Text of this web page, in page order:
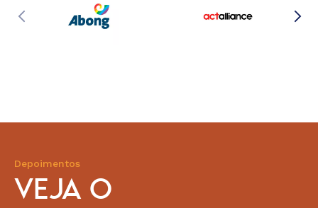
Depoimentos
VEJA O